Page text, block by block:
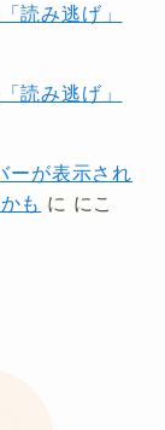
読み逃げ」
読み逃げ」
ーが表示され
も に にこ